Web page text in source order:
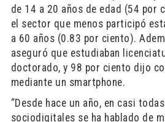
de 14 a 20 años de edad (54 por
el sector que menos participó
a 60 años (0.83 por ciento).
aseguró que estudiaban
doctorado, y 98 por ciento dijo
mediante un smartphone.
“Desde hace un año, en casi
sociodigitales se ha hablado de